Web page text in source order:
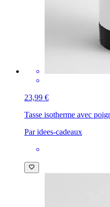
23,99 €
Tasse isotherme avec
Par idees-cadeaux